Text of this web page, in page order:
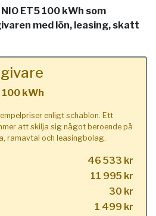
ET5 100 kWh som
med lön, leasing, skatt
kWh
enligt schablon. Ett
att skilja sig något beroende på
ramavtal och leasingbolag.
46 533 kr
11 995 kr
30 kr
1 499 kr